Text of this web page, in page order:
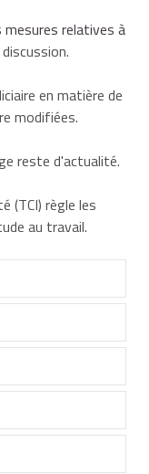
relatives à
en matière de
modifiées.
reste d'actualité.
(TCI) règle les
au travail.
de
sur les
ou de
vous
de 2 mois
votre